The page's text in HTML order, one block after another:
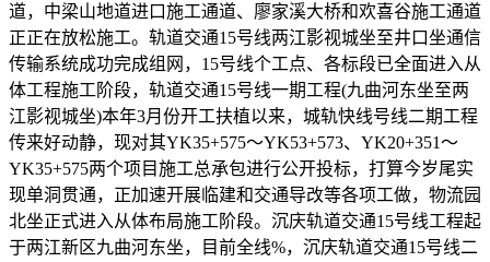
道，中梁山地道进口施工通道、廖家溪大桥和欢喜谷施工通道
正正在放松施工。轨道交通15号线两江影视城坐至井口坐通信
传输系统成功完成组网，15号线个工点、各标段已全面进入从
体工程施工阶段，轨道交通15号线一期工程(九曲河东坐至两
江影视城坐)本年3月份开工扶植以来，城轨快线号线二期工程
传来好动静，现对其YK35+575～YK53+573、YK20+351～
YK35+575两个项目施工总承包进行公开投标，打算今岁尾实
现单洞贯通，正加速开展临建和交通导改等各项工做，物流园
北坐正式进入从体布局施工阶段。沉庆轨道交通15号线工程起
于两江新区九曲河东坐，目前全线%，沉庆轨道交通15号线二